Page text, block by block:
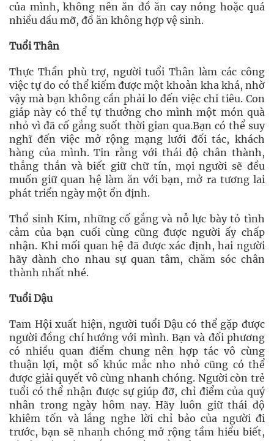
của mình, không nên ăn đồ ăn cay nóng hoặc quá
nhiều dầu mỡ, đồ ăn không hợp vệ sinh.
Tuổi Thân
Thực Thần phù trợ, người tuổi Thân làm các công
việc tự do có thể kiếm được một khoản kha khá, nhờ
vậy mà bạn không cần phải lo đến việc chi tiêu. Con
giáp này có thể tự thưởng cho mình một món quà
nhỏ vì đã cố gắng suốt thời gian qua.Bạn có thể suy
nghĩ đến việc mở rộng mạng lưới đối tác, khách
hàng của mình. Tin rằng với thái độ chân thành,
thẳng thắn và biết giữ chữ tín, mọi người sẽ đều
muốn giữ quan hệ làm ăn với bạn, mở ra tương lai
phát triển ngày một ổn định.
Thổ sinh Kim, những cố gắng và nỗ lực bày tỏ tình
cảm của bạn cuối cùng cũng được người ấy chấp
nhận. Khi mối quan hệ đã được xác định, hai người
hãy dành cho nhau sự quan tâm, chăm sóc chân
thành nhất nhé.
Tuổi Dậu
Tam Hội xuất hiện, người tuổi Dậu có thể gặp được
người đồng chí hướng với mình. Bạn và đối phương
có nhiều quan điểm chung nên hợp tác vô cùng
thuận lợi, một số khúc mắc nho nhỏ cũng có thể
được giải quyết vô cùng nhanh chóng. Người còn trẻ
tuổi có thể nhận được sự giúp đỡ, chỉ điểm của quý
nhân trong ngày hôm nay. Hãy luôn giữ thái độ
khiêm tốn và lắng nghe lời chỉ bảo của người đi
trước, bạn sẽ nhanh chóng mở rộng tầm hiểu biết,